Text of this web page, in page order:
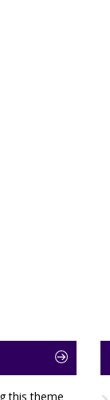
this theme